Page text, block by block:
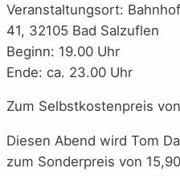
Veranstaltungsort:
41, 32105 Bad Salzuflen
Beginn: 19.00 Uhr
Ende: ca. 23.00 Uhr
Zum Selbstkostenpreis
Diesen Abend wird Tom
zum Sonderpreis von